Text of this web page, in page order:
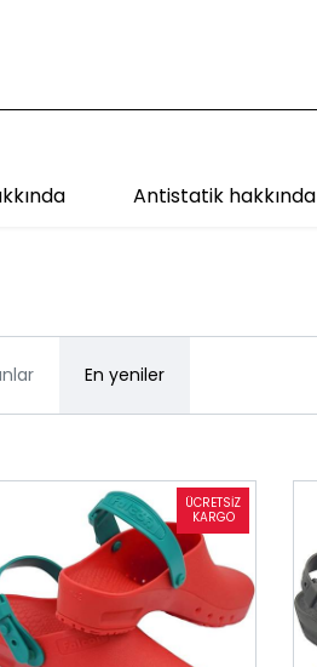
Antistatik hakkında
En yeniler